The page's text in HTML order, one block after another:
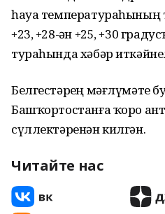
һауа температураһының
+23, +28-ҙән +25, +30
тураһында хәбәр
Белгестәрҙең мәғлүмәте
Башҡортостанға ҡоро
сүллектәренән килгән.
Читайте нас